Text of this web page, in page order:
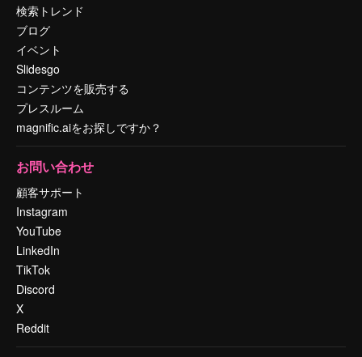
検索トレンド
ブログ
イベント
Slidesgo
コンテンツを販売する
プレスルーム
magnific.aiをお探しですか？
お問い合わせ
顧客サポート
Instagram
YouTube
LinkedIn
TikTok
Discord
X
Reddit